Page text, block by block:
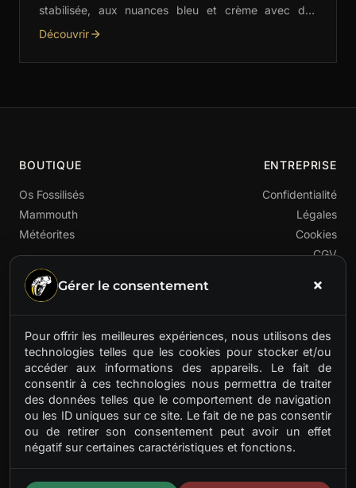
stabilisée, aux nuances bleu et crème avec des
motifs distinctifs. Parfaite pour les couteliers, elle est
Découvrir
BOUTIQUE
Os Fossilisés
Mammouth
Météorites
Premier fournisseur français de matières préhistoriques
rares. Ivoire de mammouth, os fossilisés, météorites.
Des trésors anciens pour artisans d'aujourd'hui.
ENTREPRISE
Confidentialité
Légales
Cookies
CGV
Gérer le consentement
Pour offrir les meilleures expériences, nous utilisons des
technologies telles que les cookies pour stocker et/ou
accéder aux informations des appareils. Le fait de
consentir à ces technologies nous permettra de traiter
des données telles que le comportement de navigation
ou les ID uniques sur ce site. Le fait de ne pas consentir
ou de retirer son consentement peut avoir un effet
négatif sur certaines caractéristiques et fonctions.